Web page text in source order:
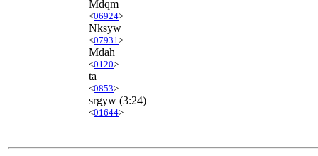
Mdqm
<06924>
Nksyw
<07931 >
Mdah
<0120>
ta
<0853>
srgyw (3:24)
<01644>